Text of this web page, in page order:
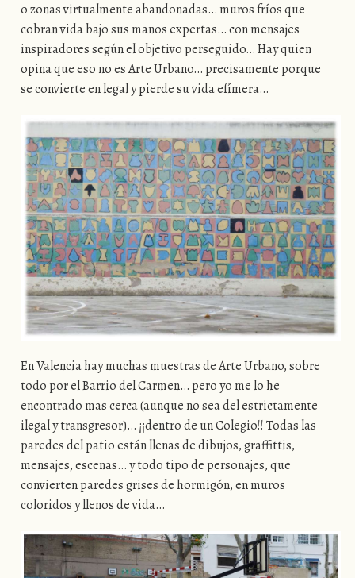
o zonas virtualmente abandonadas… muros fríos que
cobran vida bajo sus manos expertas… con mensajes
inspiradores según el objetivo perseguido… Hay quien
opina que eso no es Arte Urbano… precisamente porque
se convierte en legal y pierde su vida efímera…
En Valencia hay muchas muestras de Arte Urbano, sobre
todo por el Barrio del Carmen… pero yo me lo he
encontrado mas cerca (aunque no sea del estrictamente
ilegal y transgresor)… ¡¡dentro de un Colegio!! Todas las
paredes del patio están llenas de dibujos, graffittis,
mensajes, escenas… y todo tipo de personajes, que
convierten paredes grises de hormigón, en muros
coloridos y llenos de vida…